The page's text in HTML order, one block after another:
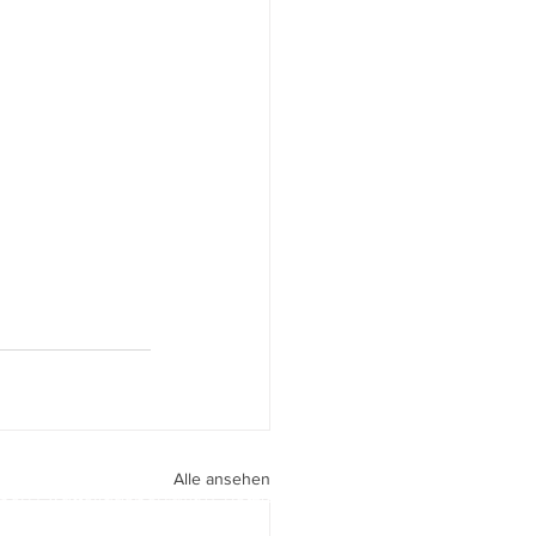
Alle ansehen
walter.gasperi@film-netz.com